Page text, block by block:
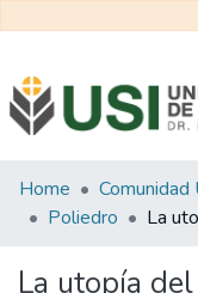
Communities
&
Home Comunidad
Poliedro
La utopía